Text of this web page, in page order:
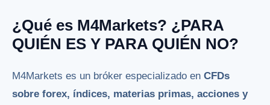
¿Qué es M4Markets? ¿PARA
QUIÉN ES Y PARA QUIÉN NO?
M4Markets es un bróker especializado en CFDs
sobre forex, índices, materias primas, acciones y